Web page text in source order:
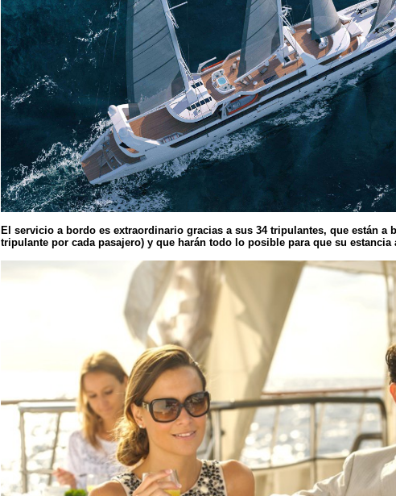
El servicio a bordo es extraordinario gracias a sus 34 tripulantes, que están a
tripulante por cada pasajero) y que harán todo lo posible para que su